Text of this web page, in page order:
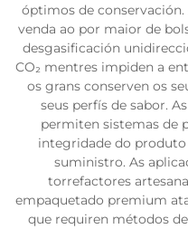
óptimos de
venda ao por maior de
desgasificación
CO₂ mentres impiden a
os grans conserven os
seus perfís de sabor.
permiten sistemas de
integridade do produto
suministro. As
torrefactores
empaquetado premium
que requiren métodos